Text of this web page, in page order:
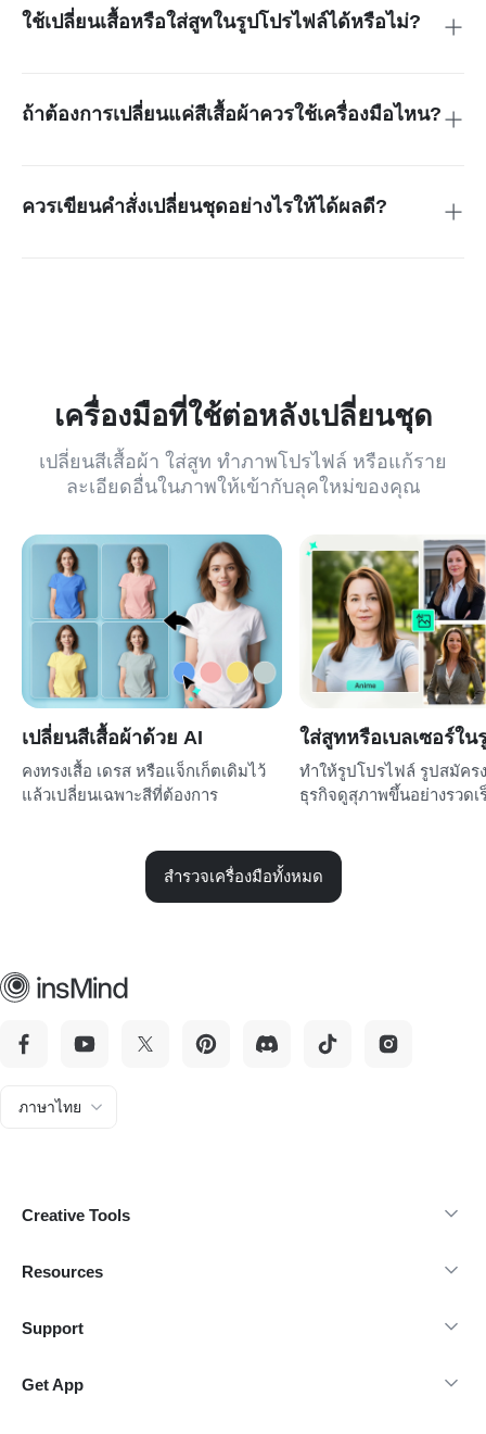
ข้อมูลบัญชีและแพ็กเกจที่แสดงบนหน้าเว็บในขณะใช้งาน
ใช้เปลี่ยนเสื้อหรือใส่สูทในรูปโปรไฟล์ได้หรือไม่?
<a href="/th-th/image-tools/add-suit-to-photo">เครื่องมือใส่สูท
ถ้าต้องการเปลี่ยนแค่สีเสื้อผ้าควรใช้เครื่องมือไหน?
changer">เครื่องมือเปลี่ยนสีเสื้อผ้า</a> เพราะเหมาะกับการคง
ควรเขียนคำสั่งเปลี่ยนชุดอย่างไรให้ได้ผลดี?
เครื่องมือที่ใช้ต่อหลังเปลี่ยนชุด
เปลี่ยนสีเสื้อผ้า ใส่สูท ทำภาพโปรไฟล์ หรือแก้ราย
ละเอียดอื่นในภาพให้เข้ากับลุคใหม่ของคุณ
เปลี่ยนสีเสื้อผ้าด้วย AI
คงทรงเสื้อ เดรส หรือแจ็กเก็ตเดิมไว้
แล้วเปลี่ยนเฉพาะสีที่ต้องการ
ใส่สูทหรือเบลเซอร์ใน
ทำให้รูปโปรไฟล์ รูปสมัคร
ธุรกิจดูสุภาพขึ้นอย่างรวดเ
สำรวจเครื่องมือทั้งหมด
ภาษาไทย
Creative Tools
Resources
Support
Get App